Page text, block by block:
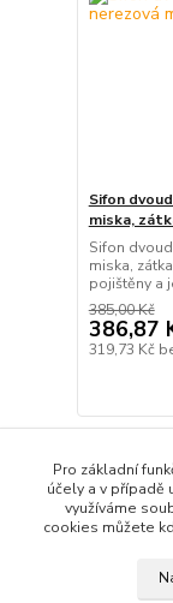
Sifon
miska,
Sifon
miska,
pojištěny a
385,00 Kč
386,87
319,73 Kč
Pro základní
účely a v případě
využíváme
cookies můžete